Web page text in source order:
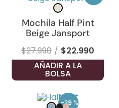
Mochila Half Pint
Beige Jansport
$27.990 $22.990
AÑADIR A LA
BOLSA
-29 %